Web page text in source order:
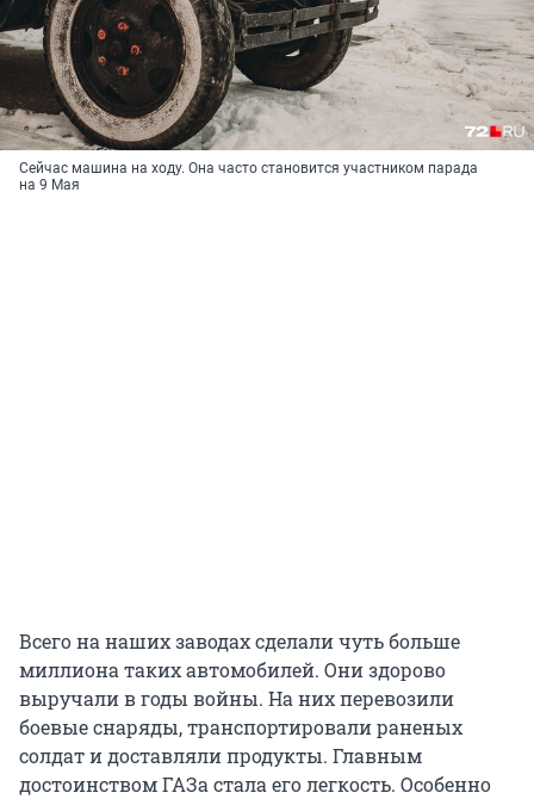
Сейчас машина на ходу. Она часто становится участником парада
на 9 Мая
Всего на наших заводах сделали чуть больше
миллиона таких автомобилей. Они здорово
выручали в годы войны. На них перевозили
боевые снаряды, транспортировали раненых
солдат и доставляли продукты. Главным
достоинством ГАЗа стала его легкость. Особенно